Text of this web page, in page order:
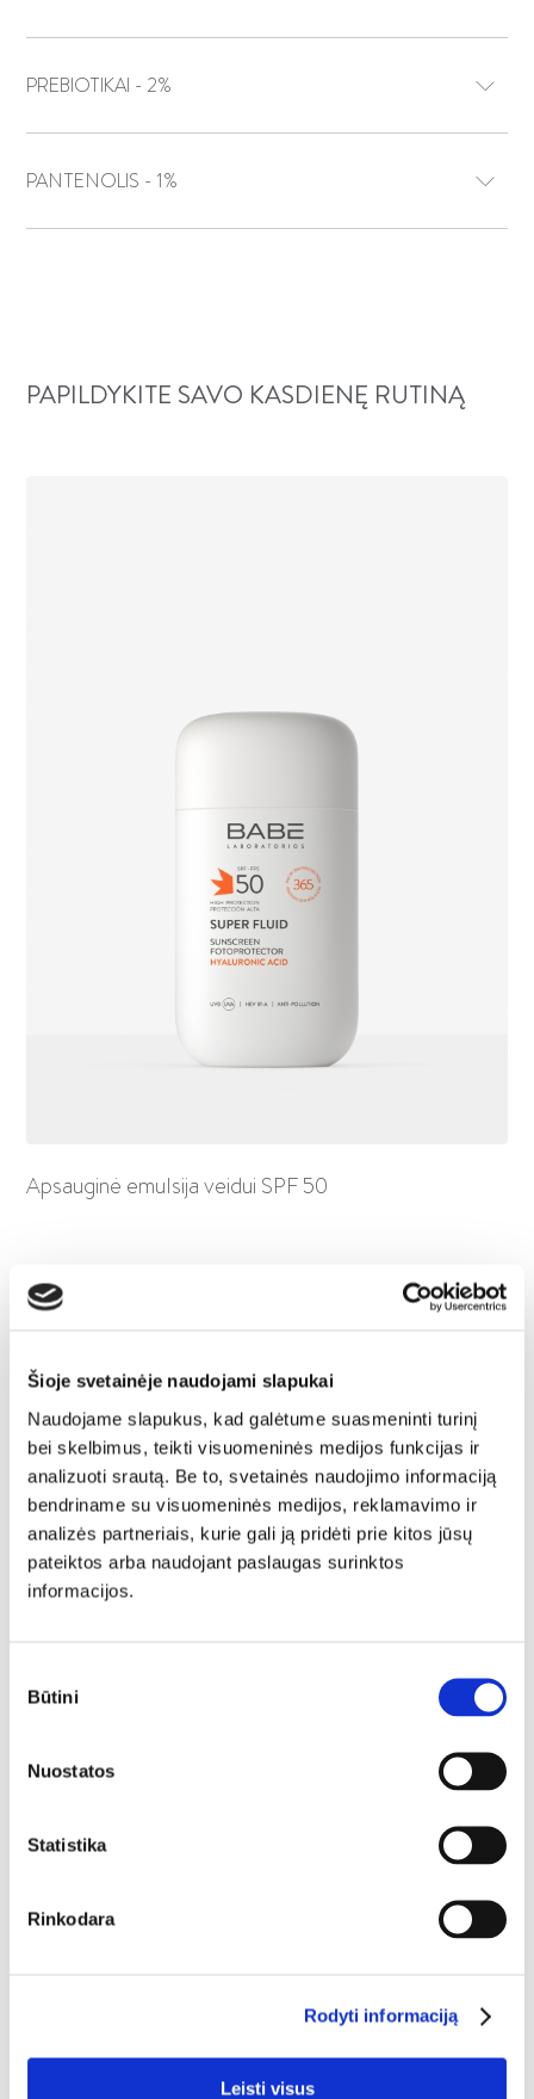
Šioje svetainėje naudojami slapukai
Naudojame slapukus, kad galėtume suasmeninti turinį
bei skelbimus, teikti visuomeninės medijos funkcijas ir
analizuoti srautą. Be to, svetainės naudojimo informaciją
bendriname su visuomeninės medijos, reklamavimo ir
analizės partneriais, kurie gali ją pridėti prie kitos jūsų
pateiktos arba naudojant paslaugas surinktos
informacijos.
pasirinkimas
Būtini
Nuostatos
Statistika
Rinkodara
Rodyti informaciją
Leisti visus
PREBIOTIKAI - 2%
PANTENOLIS - 1%
PAPILDYKITE SAVO KASDIENĘ RUTINĄ
Apsauginė emulsija veidui SPF 50